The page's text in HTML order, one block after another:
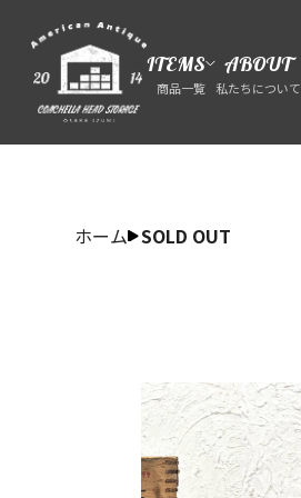
ITEMS
商品一覧
ABOUT
私たちについて
ホーム SOLD OUT